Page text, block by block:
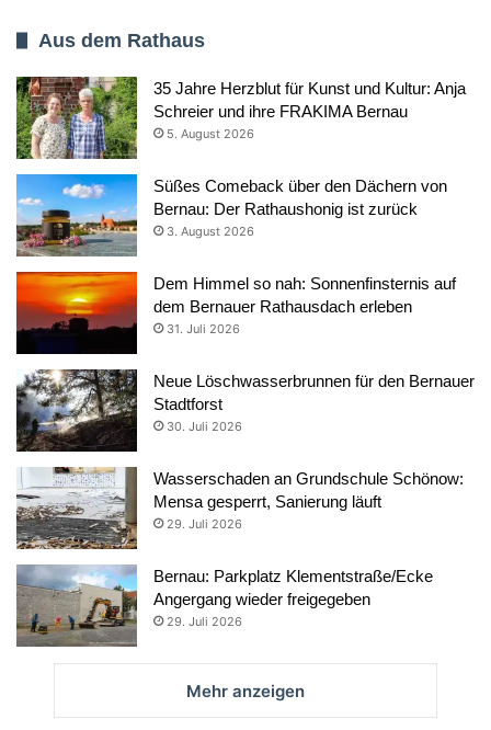
Aus dem Rathaus
35 Jahre Herzblut für Kunst und Kultur: Anja
Schreier und ihre FRAKIMA Bernau
5. August 2026
Süßes Comeback über den Dächern von
Bernau: Der Rathaushonig ist zurück
3. August 2026
Dem Himmel so nah: Sonnenfinsternis auf
dem Bernauer Rathausdach erleben
31. Juli 2026
Neue Löschwasserbrunnen für den Bernauer
Stadtforst
30. Juli 2026
Wasserschaden an Grundschule Schönow:
Mensa gesperrt, Sanierung läuft
29. Juli 2026
Bernau: Parkplatz Klementstraße/Ecke
Angergang wieder freigegeben
29. Juli 2026
Mehr anzeigen